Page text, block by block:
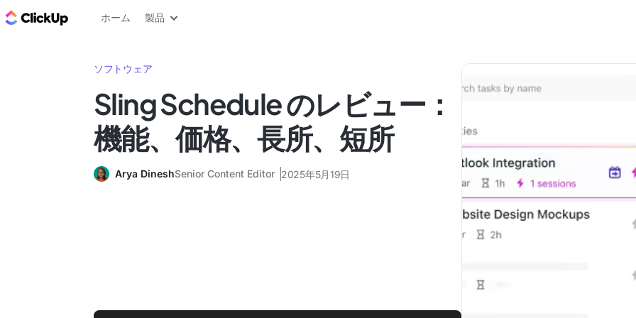
ClickUp ブログ
ホーム 製品
ソフトウェア
Sling Schedule のレビュー：
機能、価格、長所、短所
Arya DineshSenior Content Editor 2025年5月19日